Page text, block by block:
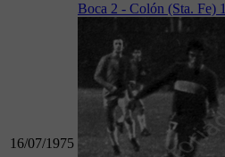
16/07/1975
Boca 2 - Colón (Sta. Fe) 1